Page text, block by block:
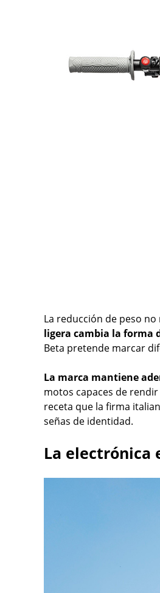
La reducción de peso
ligera cambia la forma
Beta pretende marcar
La marca mantiene
motos capaces de
receta que la firma
señas de identidad.
La electrónica